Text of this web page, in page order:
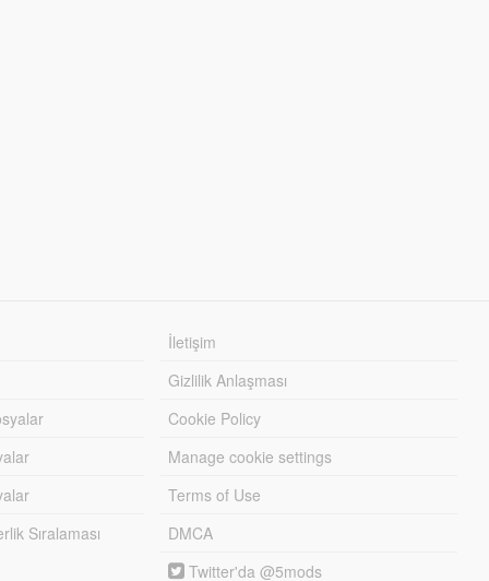
Sıralaması
İletişim
Gizlilik Anlaşması
Cookie Policy
Manage cookie settings
Terms of Use
DMCA
Twitter'da @5mods